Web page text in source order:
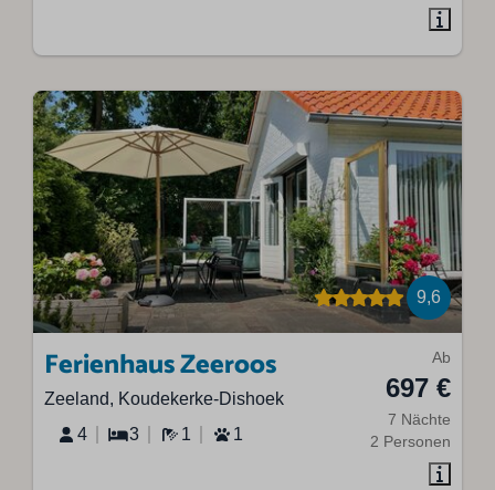
9,6
Ab
697 €
7 Nächte
2 Personen
Ferienhaus Zeeroos
Zeeland, Koudekerke-Dishoek
4
3 1 1